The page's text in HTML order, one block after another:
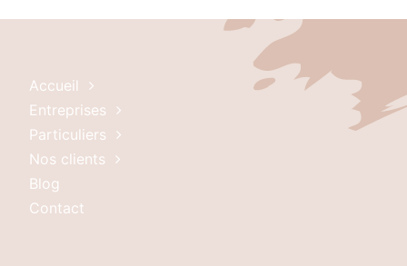
Accueil
Entreprises
Particuliers
Nos clients
Blog
Contact